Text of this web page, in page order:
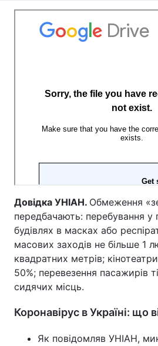
Послуги
Довідка УНІАН. Обмеження
передбачають: перебування у
будівлях в масках або
масових заходів не більше 1
квадратних метрів;
50%; перевезення пасажирів
сидячих місць.
Коронавірус в Україні: що
Як повідомляв УНІАН,